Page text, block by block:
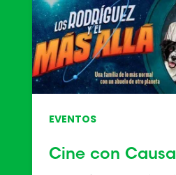
EVENTOS
Cine con Causa